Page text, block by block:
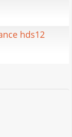
hds12